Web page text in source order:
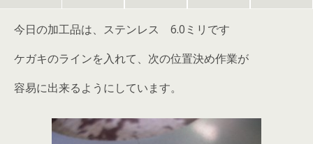
今日の加工品は、ステンレス 6.0ミリです
ケガキのラインを入れて、次の位置決め作業が
容易に出来るようにしています。